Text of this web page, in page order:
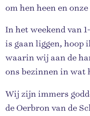
om hen heen en
In het weekend van
is gaan liggen, hoop
waarin wij aan de
ons bezinnen in wat
Wij zijn immers
de Oerbron van de